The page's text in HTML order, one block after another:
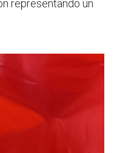
representando un